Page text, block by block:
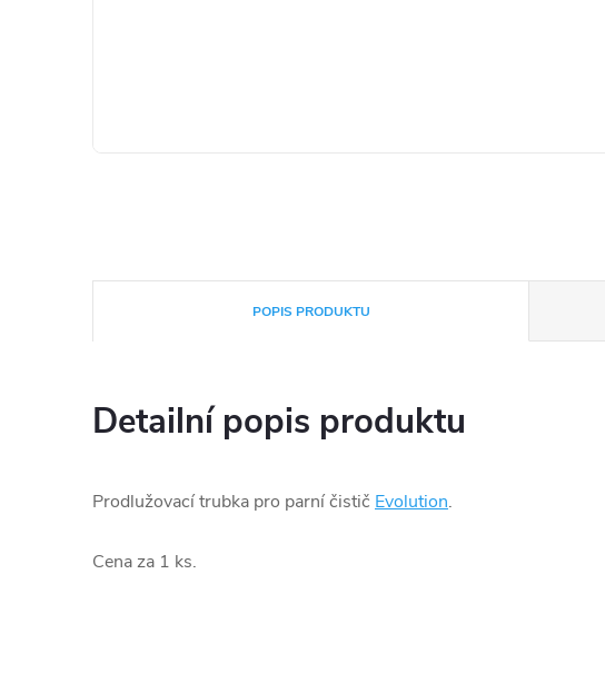
POPIS PRODUKTU
Detailní popis produktu
Prodlužovací trubka pro parní čistič Evolution.
Cena za 1 ks.